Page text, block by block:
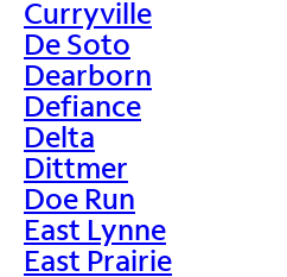
Curryville
De Soto
Dearborn
Defiance
Delta
Dittmer
Doe Run
East Lynne
East Prairie